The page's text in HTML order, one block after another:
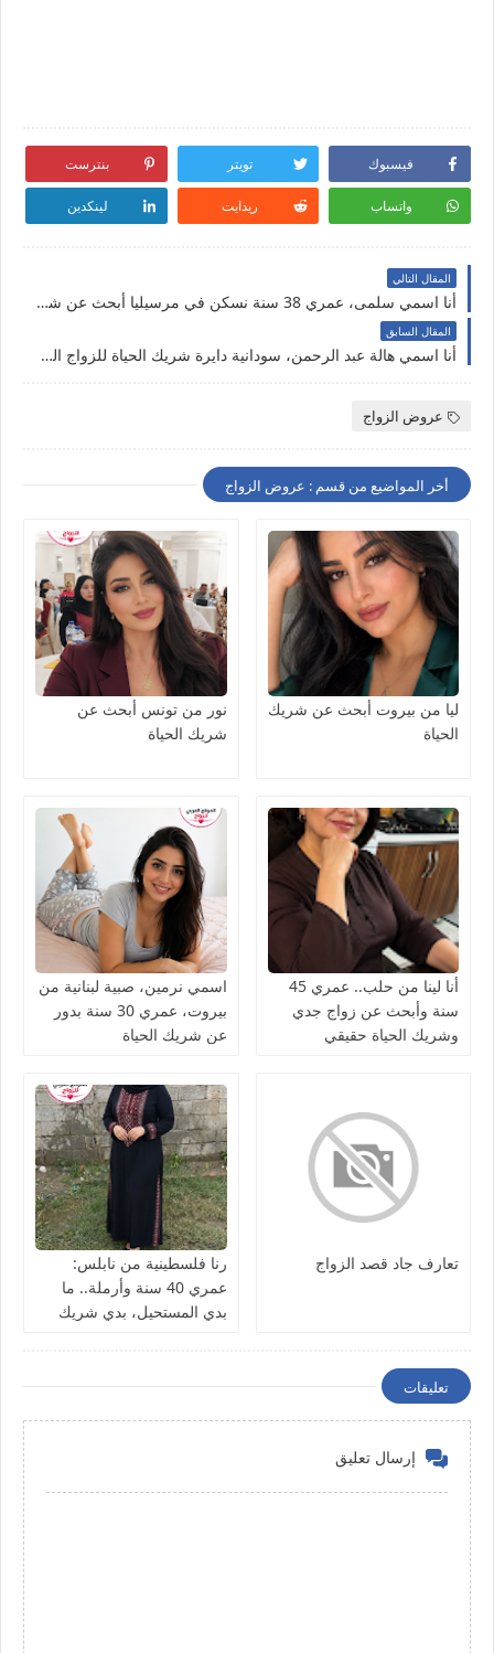
فيسبوك تويتر بنترست
واتساب ريدايت لينكدين
المقال التالي
أنا اسمي سلمى، عمري 38 سنة نسكن في مرسيليا أبحث عن شريك الحياة زواج حلال في فرنسا
المقال السابق
أنا اسمي هالة عبد الرحمن، سودانية دايرة شريك الحياة للزواج الحلال
عروض الزواج
أخر المواضيع من قسم : عروض الزواج
ليا من بيروت أبحث عن شريك
الحياة
نور من تونس أبحث عن
شريك الحياة
أنا لينا من حلب.. عمري 45
سنة وأبحث عن زواج جدي
وشريك الحياة حقيقي
اسمي نرمين، صبية لبنانية من
بيروت، عمري 30 سنة بدور
عن شريك الحياة
تعارف جاد قصد الزواج
رنا فلسطينية من نابلس:
عمري 40 سنة وأرملة.. ما
بدي المستحيل، بدي شريك
تعليقات
إرسال تعليق